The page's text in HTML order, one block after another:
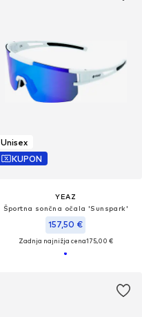
Unisex
KUPON
YEAZ
Športna sončna očala 'Sunspark'
157,50 €
Zadnja najnižja cena175,00 €